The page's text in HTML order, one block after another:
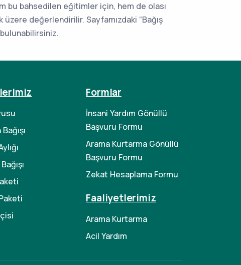
bu bahsedilen eğitimler için, hem de olası
değerlendirilir. Sayfamızdaki “Bağış
Formlar
İnsani Yardım Gönüllü
Başvuru Formu
Arama Kurtarma Gönüllü
Başvuru Formu
Zekat Hesaplama Formu
Faaliyetlerimiz
Arama Kurtarma
Acil Yardım